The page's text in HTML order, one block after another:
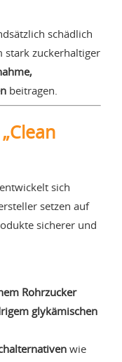
schädlich
stark zuckerhaltiger
beitragen.
sich
setzen auf
sicherer und
Rohrzucker
glykämischen
wie